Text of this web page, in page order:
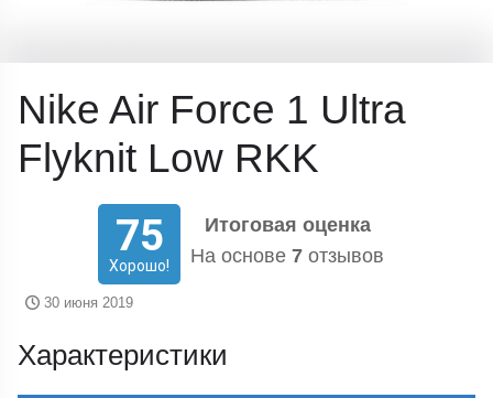
Nike Air Force 1 Ultra
Flyknit Low RKK
75
Хорошо!
Итоговая оценка
На основе 7 отзывов
30 июня 2019
Характеристики